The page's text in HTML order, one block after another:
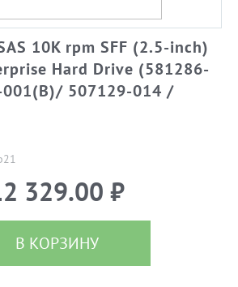
10K rpm SFF (2.5-inch)
Hard Drive (581286-
507129-014 /
329.00 ₽
В КОРЗИНУ